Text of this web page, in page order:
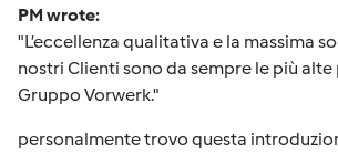
PM wrote:
"L’eccellenza qualitativa e la massima
nostri Clienti sono da sempre le più
Gruppo Vorwerk."
personalmente trovo questa